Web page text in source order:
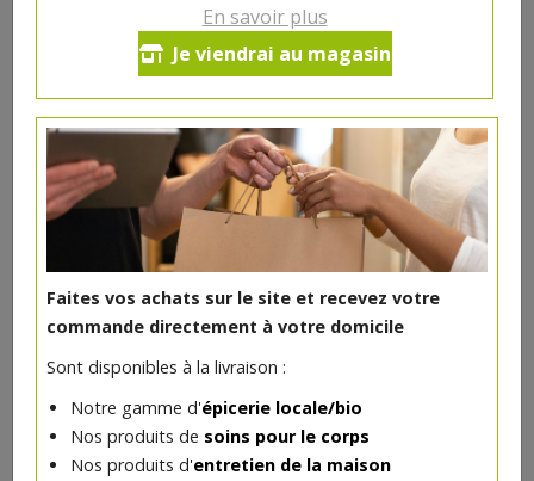
En savoir plus
Je viendrai au magasin
Faites vos achats sur le site et recevez votre
commande directement à votre domicile
Sont disponibles à la livraison :
Notre gamme d'épicerie locale/bio
Nos produits de soins pour le corps
Nos produits d'entretien de la maison
Sucre de fleur de coco bio
(Indonésie) 500 g Hygiena
- 1
5.96
Réception souhaitée le
DANS LA MÊME CATÉGORIE ...